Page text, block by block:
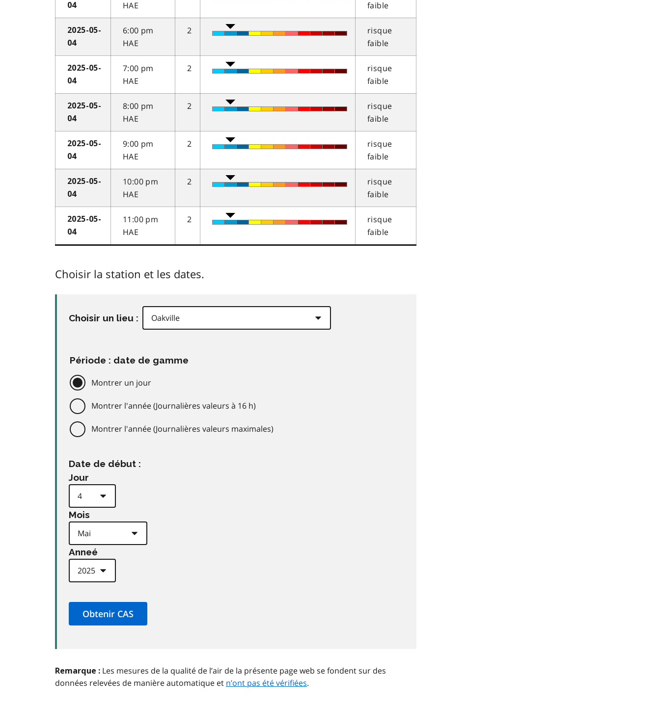
04
HAE
faible
2025-05-
04
6:00 pm
HAE
2
risque
faible
2025-05-
04
7:00 pm
HAE
2
risque
faible
2025-05-
04
8:00 pm
HAE
2
risque
faible
2025-05-
04
9:00 pm
HAE
2
risque
faible
2025-05-
04
10:00 pm
HAE
2
risque
faible
2025-05-
04
11:00 pm
HAE
2
risque
faible
Choisir la station et les dates.
Choisir un lieu :
Période : date de gamme
Montrer un jour
Montrer l'année (Journalières valeurs à 16 h)
Montrer l'année (Journalières valeurs maximales)
Date de début :
Jour
Mois
Anneé
Remarque : Les mesures de la qualité de l’air de la présente page web se fondent sur des
données relevées de manière automatique et n’ont pas été vérifiées.